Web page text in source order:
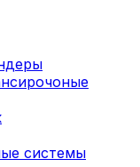
системы